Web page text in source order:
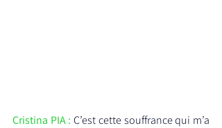
Cristina PIA : C’est cette souffrance qui m’a